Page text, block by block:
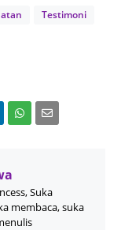
Testimoni
Suka
membaca, suka